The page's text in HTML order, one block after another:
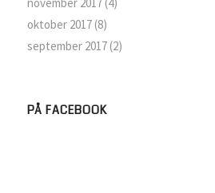
oktober 2017(8)
september 2017(2)
PÅ FACEBOOK